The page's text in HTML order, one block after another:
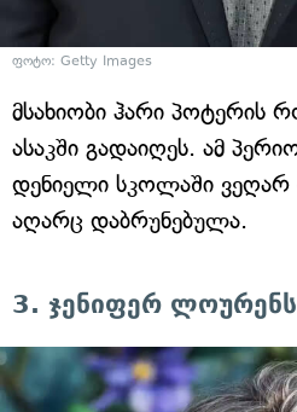
ფოტო: Getty Images
მსახიობი ჰარი პოტერის
ასაკში გადაიღეს. ამ
დენიელი სკოლაში
აღარც დაბრუნებულა.
3. ჯენიფერ